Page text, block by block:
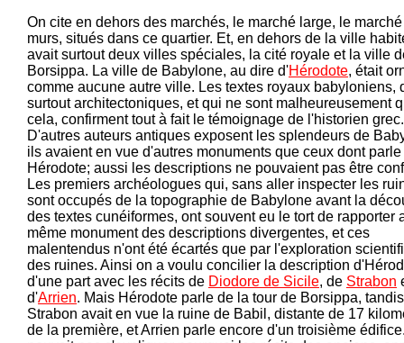
On cite en dehors des marchés, le marché large, le
murs, situés dans ce quartier. Et, en dehors de la ville
avait surtout deux villes spéciales, la cité royale et la ville
Borsippa. La ville de Babylone, au dire d'Hérodote, était
comme aucune autre ville. Les textes royaux babyloniens,
surtout architectoniques, et qui ne sont malheureusement
cela, confirment tout à fait le témoignage de l'historien grec.
D'autres auteurs antiques exposent les splendeurs de
ils avaient en vue d'autres monuments que ceux dont parle
Hérodote; aussi les descriptions ne pouvaient pas être
Les premiers archéologues qui, sans aller inspecter les
sont occupés de la topographie de Babylone avant la
des textes cunéiformes, ont souvent eu le tort de rapporter
même monument des descriptions divergentes, et ces
malentendus n'ont été écartés que par l'exploration
des ruines. Ainsi on a voulu concilier la description
d'une part avec les récits de Diodore de Sicile, de Strabon
d'Arrien. Mais Hérodote parle de la tour de Borsippa,
Strabon avait en vue la ruine de Babil, distante de 17
de la première, et Arrien parle encore d'un troisième